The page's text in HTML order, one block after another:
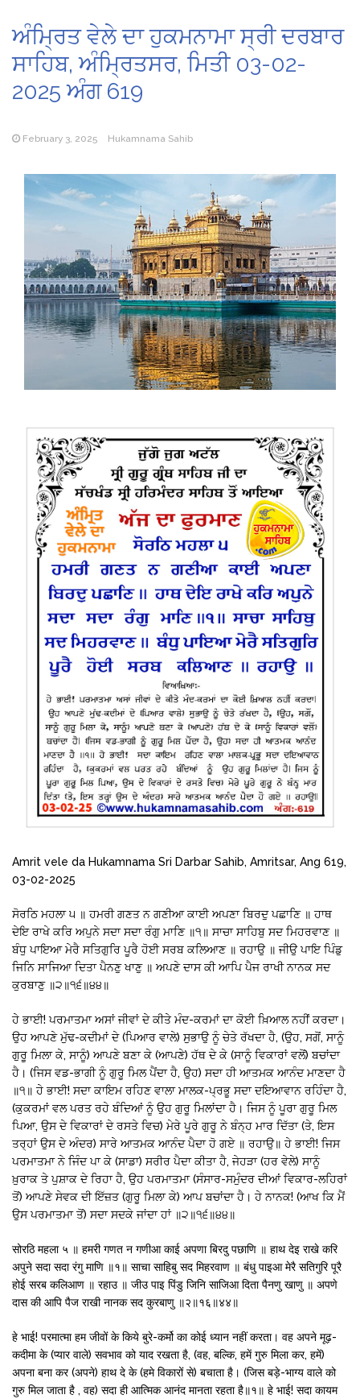
ਅੰਮ੍ਰਿਤ ਵੇਲੇ ਦਾ ਹੁਕਮਨਾਮਾ ਸ੍ਰੀ ਦਰਬਾਰ
ਸਾਹਿਬ, ਅੰਮ੍ਰਿਤਸਰ, ਮਿਤੀ 03-02-
2025 ਅੰਗ 619
February 3, 2025 Hukamnama Sahib
Amrit vele da Hukamnama Sri Darbar Sahib, Amritsar, Ang 619,
03-02-2025
ਸੋਰਠਿ ਮਹਲਾ ੫ ॥ ਹਮਰੀ ਗਣਤ ਨ ਗਣੀਆ ਕਾਈ ਅਪਣਾ ਬਿਰਦੁ ਪਛਾਣਿ ॥ ਹਾਥ
ਦੇਇ ਰਾਖੇ ਕਰਿ ਅਪੁਨੇ ਸਦਾ ਸਦਾ ਰੰਗੁ ਮਾਣਿ ॥੧॥ ਸਾਚਾ ਸਾਹਿਬੁ ਸਦ ਮਿਹਰਵਾਣ ॥
ਬੰਧੁ ਪਾਇਆ ਮੇਰੈ ਸਤਿਗੁਰਿ ਪੂਰੈ ਹੋਈ ਸਰਬ ਕਲਿਆਣ ॥ ਰਹਾਉ ॥ ਜੀਉ ਪਾਇ ਪਿੰਡੁ
ਜਿਨਿ ਸਾਜਿਆ ਦਿਤਾ ਪੈਨਣੁ ਖਾਣੁ ॥ ਅਪਣੇ ਦਾਸ ਕੀ ਆਪਿ ਪੈਜ ਰਾਖੀ ਨਾਨਕ ਸਦ
ਕੁਰਬਾਣੁ ॥੨॥੧੬॥੪੪॥
ਹੇ ਭਾਈ! ਪਰਮਾਤਮਾ ਅਸਾਂ ਜੀਵਾਂ ਦੇ ਕੀਤੇ ਮੰਦ-ਕਰਮਾਂ ਦਾ ਕੋਈ ਖ਼ਿਆਲ ਨਹੀਂ ਕਰਦਾ।
ਉਹ ਆਪਣੇ ਮੁੱਢ-ਕਦੀਮਾਂ ਦੇ (ਪਿਆਰ ਵਾਲੇ) ਸੁਭਾਉ ਨੂੰ ਚੇਤੇ ਰੱਖਦਾ ਹੈ, (ਉਹ, ਸਗੋਂ, ਸਾਨੂੰ
ਗੁਰੂ ਮਿਲਾ ਕੇ, ਸਾਨੂੰ) ਆਪਣੇ ਬਣਾ ਕੇ (ਆਪਣੇ) ਹੱਥ ਦੇ ਕੇ (ਸਾਨੂੰ ਵਿਕਾਰਾਂ ਵਲੋਂ) ਬਚਾਂਦਾ
ਹੈ। (ਜਿਸ ਵਡ-ਭਾਗੀ ਨੂੰ ਗੁਰੂ ਮਿਲ ਪੈਂਦਾ ਹੈ, ਉਹ) ਸਦਾ ਹੀ ਆਤਮਕ ਆਨੰਦ ਮਾਣਦਾ ਹੈ
॥੧॥ ਹੇ ਭਾਈ! ਸਦਾ ਕਾਇਮ ਰਹਿਣ ਵਾਲਾ ਮਾਲਕ-ਪ੍ਰਭੂ ਸਦਾ ਦਇਆਵਾਨ ਰਹਿੰਦਾ ਹੈ,
(ਕੁਕਰਮਾਂ ਵਲ ਪਰਤ ਰਹੇ ਬੰਦਿਆਂ ਨੂੰ ਉਹ ਗੁਰੂ ਮਿਲਾਂਦਾ ਹੈ। ਜਿਸ ਨੂੰ ਪੂਰਾ ਗੁਰੂ ਮਿਲ
ਪਿਆ, ਉਸ ਦੇ ਵਿਕਾਰਾਂ ਦੇ ਰਸਤੇ ਵਿਚ) ਮੇਰੇ ਪੂਰੇ ਗੁਰੂ ਨੇ ਬੰਨ੍ਹ ਮਾਰ ਦਿੱਤਾ (ਤੇ, ਇਸ
ਤਰ੍ਹਾਂ ਉਸ ਦੇ ਅੰਦਰ) ਸਾਰੇ ਆਤਮਕ ਆਨੰਦ ਪੈਦਾ ਹੋ ਗਏ ॥ ਰਹਾਉ॥ ਹੇ ਭਾਈ! ਜਿਸ
ਪਰਮਾਤਮਾ ਨੇ ਜਿੰਦ ਪਾ ਕੇ (ਸਾਡਾ) ਸਰੀਰ ਪੈਦਾ ਕੀਤਾ ਹੈ, ਜੇਹੜਾ (ਹਰ ਵੇਲੇ) ਸਾਨੂੰ
ਖ਼ੁਰਾਕ ਤੇ ਪੁਸ਼ਾਕ ਦੇ ਰਿਹਾ ਹੈ, ਉਹ ਪਰਮਾਤਮਾ (ਸੰਸਾਰ-ਸਮੁੰਦਰ ਦੀਆਂ ਵਿਕਾਰ-ਲਹਿਰਾਂ
ਤੋਂ) ਆਪਣੇ ਸੇਵਕ ਦੀ ਇੱਜ਼ਤ (ਗੁਰੂ ਮਿਲਾ ਕੇ) ਆਪ ਬਚਾਂਦਾ ਹੈ। ਹੇ ਨਾਨਕ! (ਆਖ ਕਿ ਮੈਂ
ਉਸ ਪਰਮਾਤਮਾ ਤੋਂ) ਸਦਾ ਸਦਕੇ ਜਾਂਦਾ ਹਾਂ ॥੨॥੧੬॥੪੪॥
सोरठि महला ५ ॥ हमरी गणत न गणीआ काई अपणा बिरदु पछाणि ॥ हाथ देइ राखे करि
अपुने सदा सदा रंगु माणि ॥१॥ साचा साहिबु सद मिहरवाण ॥ बंधु पाइआ मेरै सतिगुरि पूरै
होई सरब कलिआण ॥ रहाउ ॥ जीउ पाइ पिंडु जिनि साजिआ दिता पैनणु खाणु ॥ अपणे
दास की आपि पैज राखी नानक सद कुरबाणु ॥२॥१६॥४४॥
हे भाई! परमात्मा हम जीवों के किये बुरे-कर्मो का कोई ध्यान नहीं करता। वह अपने मूढ़-
कदीमा के (प्यार वाले) सवभाव को याद रखता है, (वह, बल्कि, हमें गुरु मिला कर, हमें)
अपना बना कर (अपने) हाथ दे के (हमे विकारों से) बचाता है। (जिस बड़े-भाग्य वाले को
गुरु मिल जाता है , वह) सदा ही आत्मिक आनंद मानता रहता है॥१॥ हे भाई! सदा कायम